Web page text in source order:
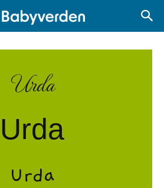
Urda
Urda
Urda